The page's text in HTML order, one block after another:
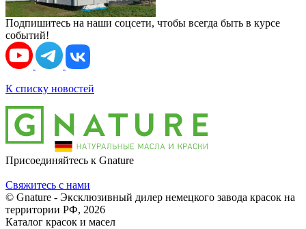
Подпишитесь на наши соцсети, чтобы всегда быть в курсе
событий!
К списку новостей
Присоединяйтесь к Gnature
Свяжитесь с нами
© Gnature - Эксклюзивный дилер немецкого завода красок на
территории РФ, 2026
Каталог красок и масел